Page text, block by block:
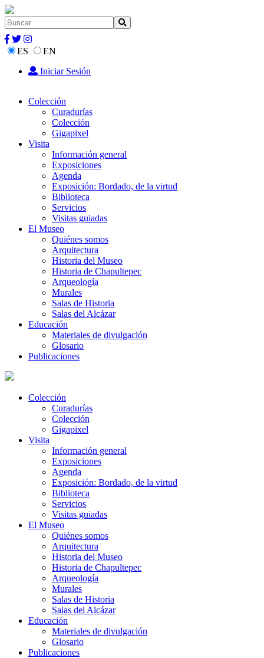
ES
EN
Iniciar Sesión
Colección
Curadurías
Colección
Gigapixel
Visita
Información general
Exposiciones
Agenda
Exposición: Bordado, de la virtud
Biblioteca
Servicios
Visitas guiadas
El Museo
Quiénes somos
Arquitectura
Historia del Museo
Historia de Chapultepec
Arqueología
Murales
Salas de Historia
Salas del Alcázar
Educación
Materiales de divulgación
Glosario
Publicaciones
Colección
Curadurías
Colección
Gigapixel
Visita
Información general
Exposiciones
Agenda
Exposición: Bordado, de la virtud
Biblioteca
Servicios
Visitas guiadas
El Museo
Quiénes somos
Arquitectura
Historia del Museo
Historia de Chapultepec
Arqueología
Murales
Salas de Historia
Salas del Alcázar
Educación
Materiales de divulgación
Glosario
Publicaciones